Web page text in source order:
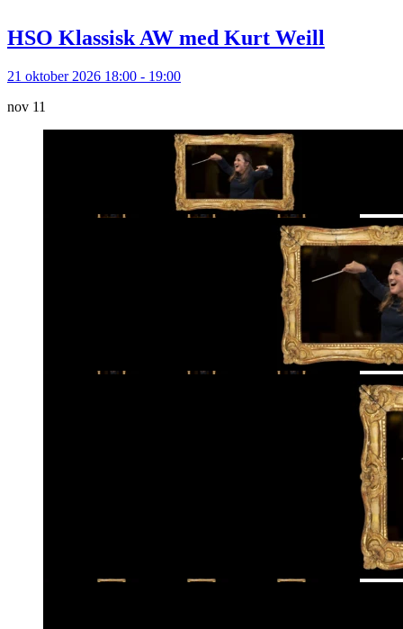
HSO Klassisk AW med Kurt Weill
21 oktober 2026 18:00 - 19:00
nov 11